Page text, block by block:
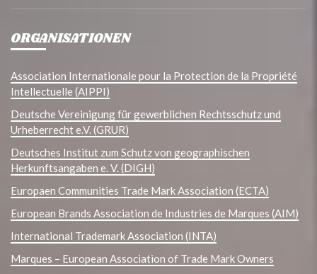
ORGANISATIONEN
Association Internationale pour la Protection de la Propriété
Intellectuelle (AIPPI)
Deutsche Vereinigung für gewerblichen Rechtsschutz und
Urheberrecht e.V. (GRUR)
Deutsches Institut zum Schutz von geographischen
Herkunftsangaben e. V. (DIGH)
Europaen Communities Trade Mark Association (ECTA)
European Brands Association de Industries de Marques (AIM)
International Trademark Association (INTA)
Marques – European Association of Trade Mark Owners